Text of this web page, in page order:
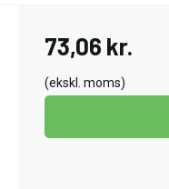
73,06 kr.
(ekskl. moms)